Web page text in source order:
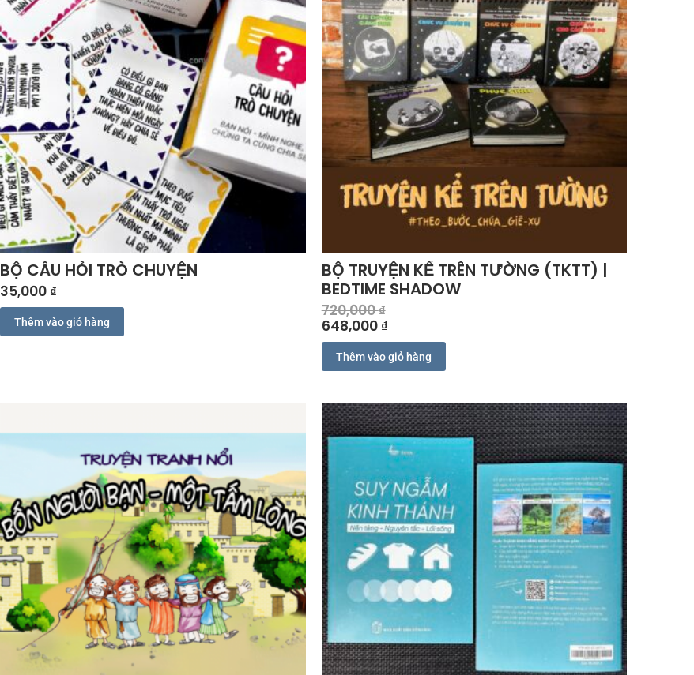
BỘ CÂU HỎI TRÒ CHUYỆN
35,000 ₫
Thêm vào giỏ hàng
BỘ TRUYỆN KỂ TRÊN TƯỜNG (TKTT) |
BEDTIME SHADOW
720,000₫
648,000 ₫
Thêm vào giỏ hàng